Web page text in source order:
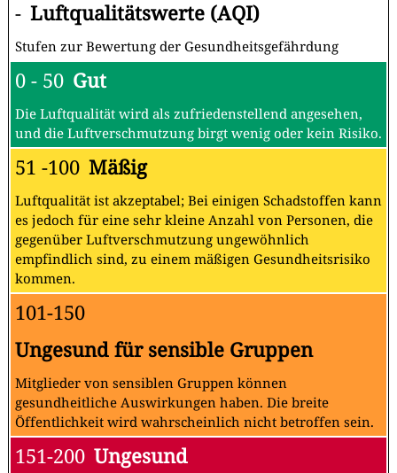
- Luftqualitätswerte (AQI)
Stufen zur Bewertung der Gesundheitsgefährdung
0 - 50 Gut
Die Luftqualität wird als zufriedenstellend angesehen,
und die Luftverschmutzung birgt wenig oder kein Risiko.
51 -100 Mäßig
Luftqualität ist akzeptabel; Bei einigen Schadstoffen kann
es jedoch für eine sehr kleine Anzahl von Personen, die
gegenüber Luftverschmutzung ungewöhnlich
empfindlich sind, zu einem mäßigen Gesundheitsrisiko
kommen.
101-150
Ungesund für sensible Gruppen
Mitglieder von sensiblen Gruppen können
gesundheitliche Auswirkungen haben. Die breite
Öffentlichkeit wird wahrscheinlich nicht betroffen sein.
151-200 Ungesund